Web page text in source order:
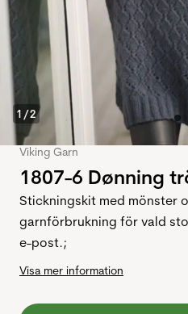
1 /2
Viking Garn
1807-6 Dønning
Stickningskit med mönster
garnförbrukning för vald
e-post.;
Visa mer information